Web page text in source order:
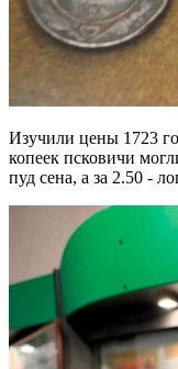
Изучили цены 1723
копеек псковичи
пуд сена, а за 2.50 -